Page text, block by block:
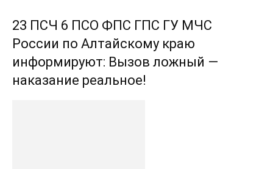
23 ПСЧ 6 ПСО ФПС ГПС ГУ МЧС
России по Алтайскому краю
информируют: Вызов ложный —
наказание реальное!